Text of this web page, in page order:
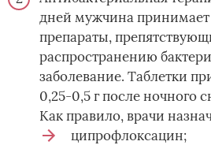
дней мужчина
препараты,
распространению
заболевание. Таблетки
0,25-0,5 г после ночного
Как правило, врачи
ципрофлоксацин;